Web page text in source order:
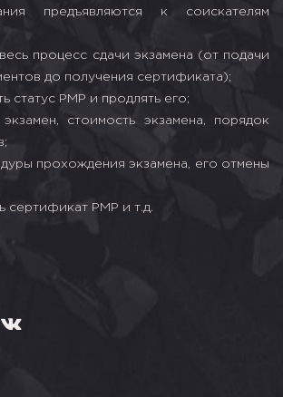
предъявляются к соискателям
процесс сдачи экзамена (от подачи
до получения сертификата);
статус PMP и продлять его;
стоимость экзамена, порядок
прохождения экзамена, его отмены
сертификат PMP и т.д.